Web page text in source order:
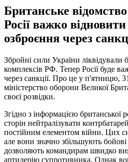
Британське
Росії важко
озброєння через
Збройні сили України ліквідували
комплексів РФ. Тепер Росії буде
через санкції. Про це у п'ятницю,
міністерство оборони Великої
своєї розвідки.
Згідно з інформацією британської
сторін нейтралізувати
постійним елементом війни. Цих
але вони значно збільшують
дозволяють командирам швидко
артилерію супротивника. Однак